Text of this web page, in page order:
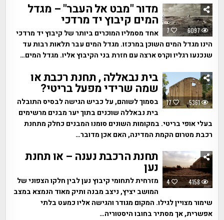
7 6097
מדור "מבט אל העבר" – מגדל
המים קיבוץ יד מרדכי
אחד מסמליו המוכרים ביותר של קיבוץ יד מרדכי
הינו מגדל המים השוכן במרכזו. מגדל המים עבר תלאות רבות עד
שנכנעו רגליו וקרס ארצה עם חזרת בני הקיבוץ אליו. מגדל המים…
17 5361
בית נבאללה , תחנת רכבת או
שמה שרידי מפעל בריטי?
בסמוך לשוהם, על כביש הגישה לבסיס התובלה
בית נבאללה שוכנים בתוך יער מבנים מרשימים
בעלי אופי בריטי. במקומות השונים סומנו המבנים כחלק מתחנת
רכבת מטרום הקמת המדינה, האם אכן מדובר…
4 4158
תחנת הרכבת נענה – או תחנת
נען
מזרחית לתחומי קיבוץ נען לבין חלקו הצפוני של
המושב יציץ, ניצב מבנה ותיק מאוד הנמצא במצב
שימור מצויין לגילו. המקום מגודר והגישה אליו כמעט בלתי
אפשרית, אך מסתיר בחובו היסטוריה…